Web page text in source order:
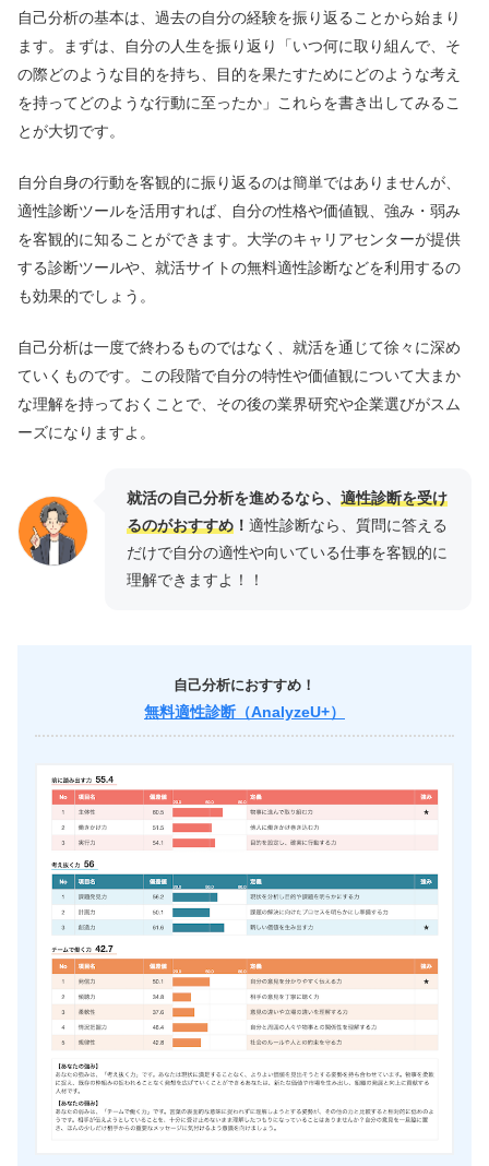
自己分析の基本は、過去の自分の経験を振り返ることから始まり
ます。まずは、自分の人生を振り返り「いつ何に取り組んで、そ
の際どのような目的を持ち、目的を果たすためにどのような考え
を持ってどのような行動に至ったか」これらを書き出してみるこ
とが大切です。
自分自身の行動を客観的に振り返るのは簡単ではありませんが、
適性診断ツールを活用すれば、自分の性格や価値観、強み・弱み
を客観的に知ることができます。大学のキャリアセンターが提供
する診断ツールや、就活サイトの無料適性診断などを利用するの
も効果的でしょう。
自己分析は一度で終わるものではなく、就活を通じて徐々に深め
ていくものです。この段階で自分の特性や価値観について大まか
な理解を持っておくことで、その後の業界研究や企業選びがスム
ーズになりますよ。
就活の自己分析を進めるなら、 適性診断を受け
るのがおすすめ ！ 適性診断なら、質問に答える
だけで自分の適性や向いている仕事を客観的に
理解できますよ！！
自己分析におすすめ！
無料適性診断（AnalyzeU+）